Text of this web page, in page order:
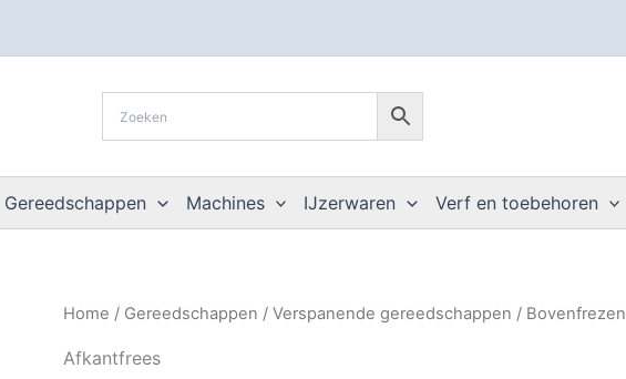
Gereedschappen Machines IJzerwaren Verf en toebehoren
Home / Gereedschappen / Verspanende gereedschappen / Bovenfrezen
Afkantfrees